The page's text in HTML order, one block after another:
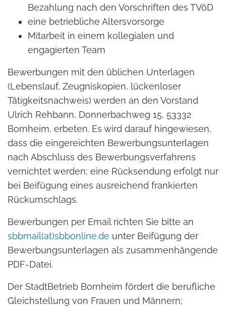
Bezahlung nach den Vorschriften des TVöD
eine betriebliche Altersvorsorge
Mitarbeit in einem kollegialen und
engagierten Team
Bewerbungen mit den üblichen Unterlagen
(Lebenslauf, Zeugniskopien, lückenloser
Tätigkeitsnachweis) werden an den Vorstand
Ulrich Rehbann, Donnerbachweg 15, 53332
Bornheim, erbeten. Es wird darauf hingewiesen,
dass die eingereichten Bewerbungsunterlagen
nach Abschluss des Bewerbungsverfahrens
vernichtet werden; eine Rücksendung erfolgt nur
bei Beifügung eines ausreichend frankierten
Rückumschlags.
Bewerbungen per Email richten Sie bitte an
sbbmail(at)sbbonline.de unter Beifügung der
Bewerbungsunterlagen als zusammenhängende
PDF-Datei.
Der StadtBetrieb Bornheim fördert die berufliche
Gleichstellung von Frauen und Männern;